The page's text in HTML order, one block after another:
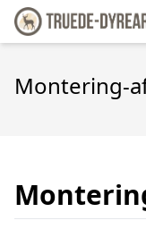
Montering-